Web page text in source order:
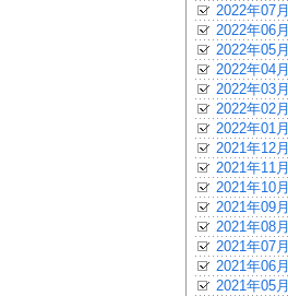
2022年07月
2022年06月
2022年05月
2022年04月
2022年03月
2022年02月
2022年01月
2021年12月
2021年11月
2021年10月
2021年09月
2021年08月
2021年07月
2021年06月
2021年05月